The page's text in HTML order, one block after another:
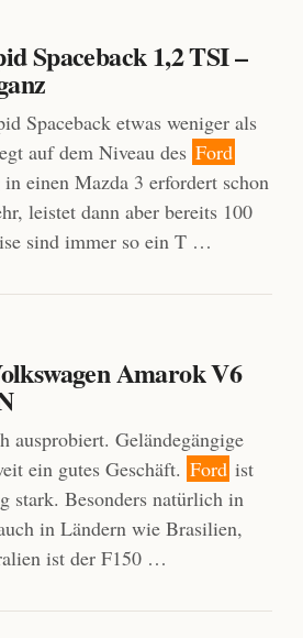
Spaceback 1,2 TSI –
Spaceback etwas weniger als
auf dem Niveau des Ford
einen Mazda 3 erfordert schon
leistet dann aber bereits 100
sind immer so ein T …
Amarok V6
Geländegängige
ein gutes Geschäft. Ford ist
stark. Besonders natürlich in
in Ländern wie Brasilien,
ist der F150 …